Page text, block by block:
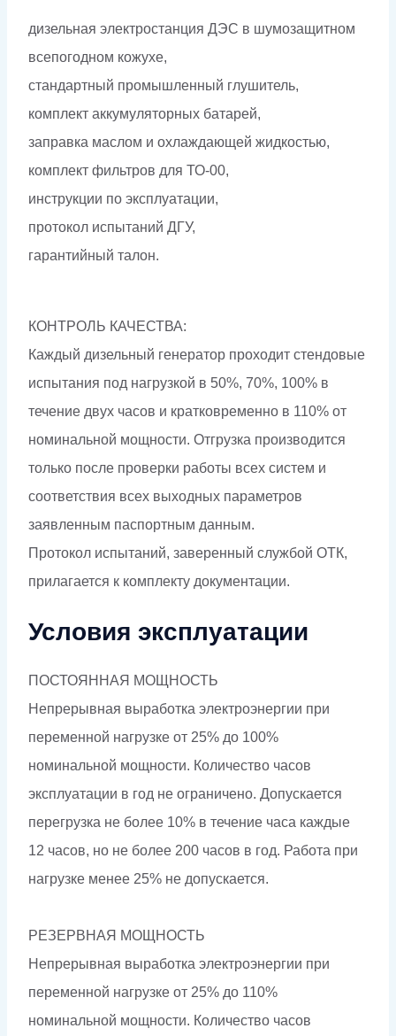
дизельная электростанция ДЭС в шумозащитном
всепогодном кожухе,
стандартный промышленный глушитель,
комплект аккумуляторных батарей,
заправка маслом и охлаждающей жидкостью,
комплект фильтров для ТО-00,
инструкции по эксплуатации,
протокол испытаний ДГУ,
гарантийный талон.
КОНТРОЛЬ КАЧЕСТВА:
Каждый дизельный генератор проходит стендовые
испытания под нагрузкой в 50%, 70%, 100% в
течение двух часов и кратковременно в 110% от
номинальной мощности. Отгрузка производится
только после проверки работы всех систем и
соответствия всех выходных параметров
заявленным паспортным данным.
Протокол испытаний, заверенный службой ОТК,
прилагается к комплекту документации.
Условия эксплуатации
ПОСТОЯННАЯ МОЩНОСТЬ
Непрерывная выработка электроэнергии при
переменной нагрузке от 25% до 100%
номинальной мощности. Количество часов
эксплуатации в год не ограничено. Допускается
перегрузка не более 10% в течение часа каждые
12 часов, но не более 200 часов в год. Работа при
нагрузке менее 25% не допускается.
РЕЗЕРВНАЯ МОЩНОСТЬ
Непрерывная выработка электроэнергии при
переменной нагрузке от 25% до 110%
номинальной мощности. Количество часов